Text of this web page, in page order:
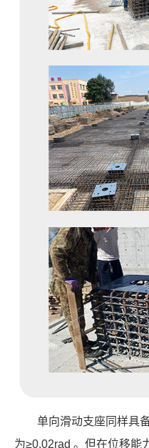
单向滑动支座同样具
为≥0.02rad 。但在位移能